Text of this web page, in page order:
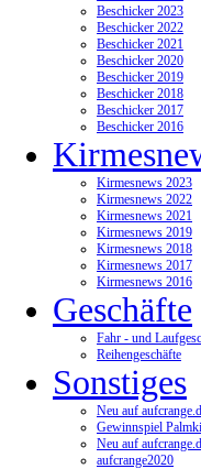
Beschicker 2023
Beschicker 2022
Beschicker 2021
Beschicker 2020
Beschicker 2019
Beschicker 2018
Beschicker 2017
Beschicker 2016
Kirmesnews 2023
Kirmesnews 2022
Kirmesnews 2021
Kirmesnews 2019
Kirmesnews 2018
Kirmesnews 2017
Kirmesnews 2016
Geschäfte
Fahr - und
Reihengeschäfte
Sonstiges
Neu auf
Gewinnspiel
Neu auf
aufcrange2020